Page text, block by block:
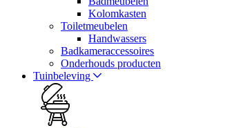
Kolomkasten
Toiletmeubelen
Handwassers
Badkameraccessoires
Onderhouds producten
Tuinbeleving